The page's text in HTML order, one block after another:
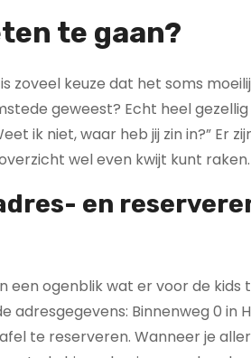
te gaan?
zoveel keuze dat het soms
geweest? Echt heel
ik niet, waar heb jij zin in?” Er
wel even kwijt kunt raken.
en
een ogenblik wat er voor de
adresgegevens: Binnenweg 0 in
te reserveren. Wanneer je